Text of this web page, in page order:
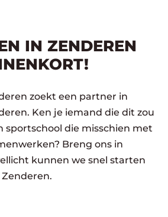
IN ZENDEREN
zoekt een partner in
Ken je iemand die dit zou
sportschool die misschien met
Breng ons in
kunnen we snel starten